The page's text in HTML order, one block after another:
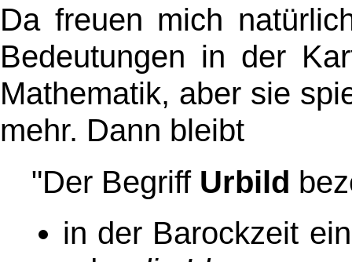
Da freuen mich
Bedeutungen in der
Mathematik, aber sie
mehr. Dann bleibt
"Der Begriff Urbild
in der Barockzeit